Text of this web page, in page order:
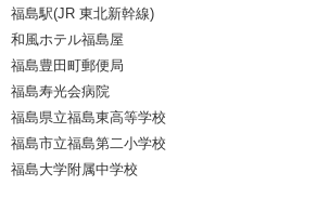
福島駅(JR 東北新幹線)
和風ホテル福島屋
福島豊田町郵便局
福島寿光会病院
福島県立福島東高等学校
福島市立福島第二小学校
福島大学附属中学校